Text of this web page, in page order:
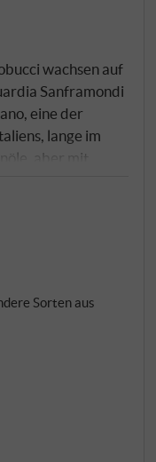
wachsen auf
Sanframondi
eine der
lange im
aber mit
Ortice,
Classico
Die
24
– ohne
Nur
zu verlieren.
Sorten aus